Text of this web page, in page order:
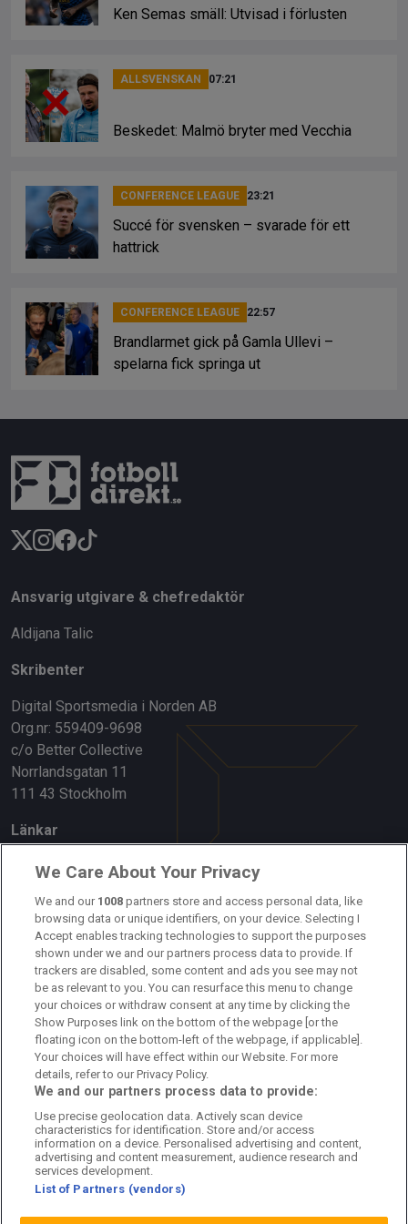
Ken Semas smäll: Utvisad i förlusten
ALLSVENSKAN 07:21
Beskedet: Malmö bryter med Vecchia
CONFERENCE LEAGUE 23:21
Succé för svensken – svarade för ett
hattrick
CONFERENCE LEAGUE 22:57
Brandlarmet gick på Gamla Ullevi –
spelarna fick springa ut
Ansvarig utgivare & chefredaktör
Aldijana Talic
Skribenter
Digital Sportsmedia i Norden AB
Org.nr: 559409-9698
c/o Better Collective
Norrlandsgatan 11
111 43 Stockholm
Länkar
Om oss
Kontakta oss
Kundtjänst
Sponsor: Rekatochklart
Annonsera på Fotbolldirekt
Redaktionell policy
Personuppgiftspolicy
Cookiepolicy
Arkiv
We Care About Your Privacy
We and our 1008 partners store and access personal data, like
browsing data or unique identifiers, on your device. Selecting I
Accept enables tracking technologies to support the purposes
shown under we and our partners process data to provide. If
trackers are disabled, some content and ads you see may not
be as relevant to you. You can resurface this menu to change
your choices or withdraw consent at any time by clicking the
Show Purposes link on the bottom of the webpage [or the
floating icon on the bottom-left of the webpage, if applicable].
Your choices will have effect within our Website. For more
details, refer to our Privacy Policy.
We and our partners process data to provide:
Use precise geolocation data. Actively scan device
characteristics for identification. Store and/or access
information on a device. Personalised advertising and content,
advertising and content measurement, audience research and
services development.
List of Partners (vendors)